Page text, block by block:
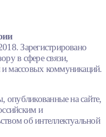
Зарегистрировано
в сфере связи,
массовых коммуникаций.
опубликованные на сайте,
и
об интеллектуальной